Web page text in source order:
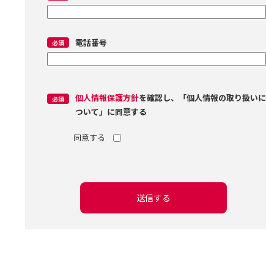
電話番号
個人情報保護方針を確認し、「個人情報の取り扱いに
ついて」に同意する
送信する